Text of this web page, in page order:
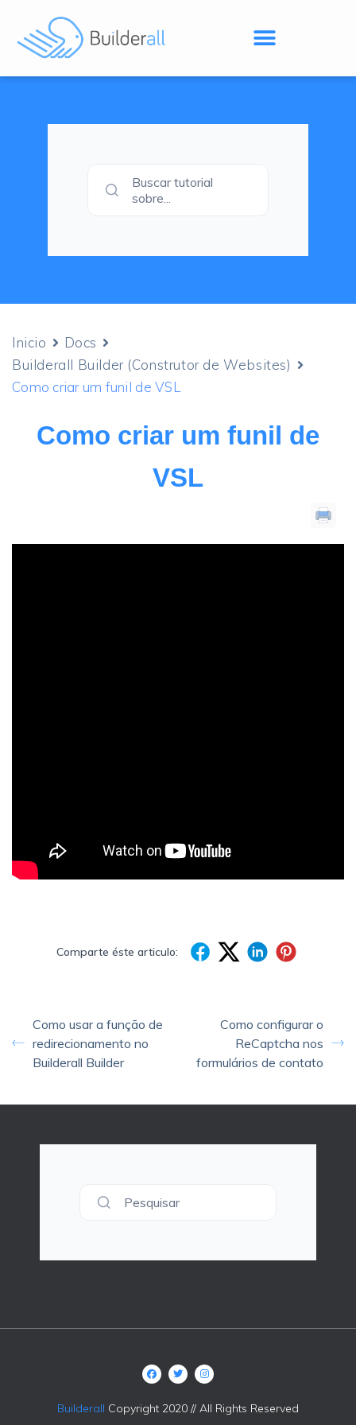
Buscar tutorial
sobre...
Inicio
Docs
Builderall Builder (Construtor de Websites)
Como criar um funil de VSL
Como criar um funil de
VSL
Comparte éste articulo:
Como usar a função de
redirecionamento no
Builderall Builder
Como configurar o
ReCaptcha nos
formulários de contato
Pesquisar
Builderall Copyright 2020 // All Rights Reserved